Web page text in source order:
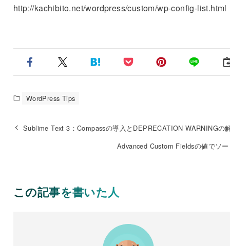
http://kachibito.net/wordpress/custom/wp-config-list.html
WordPress Tips
Sublime Text 3：Compassの導入とDEPRECATION WARNINGの
Advanced Custom Fieldsの値でソ
この記事を書いた人